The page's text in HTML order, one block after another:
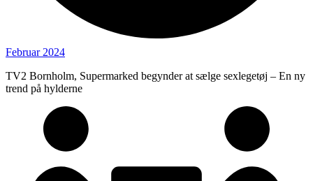
Februar 2024
TV2 Bornholm, Supermarked begynder at sælge sexlegetøj – En ny
trend på hylderne